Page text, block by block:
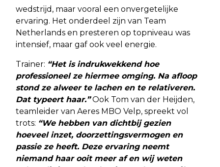
wedstrijd, maar vooral een onvergetelijke
ervaring. Het onderdeel zijn van Team
Netherlands en presteren op topniveau was
intensief, maar gaf ook veel energie.
Trainer: “Het is indrukwekkend hoe
professioneel ze hiermee omging. Na afloop
stond ze alweer te lachen en te relativeren.
Dat typeert haar.”Ook Tom van der Heijden,
teamleider van Aeres MBO Velp, spreekt vol
trots: “We hebben van dichtbij gezien
hoeveel inzet, doorzettingsvermogen en
passie ze heeft. Deze ervaring neemt
niemand haar ooit meer af en wij weten